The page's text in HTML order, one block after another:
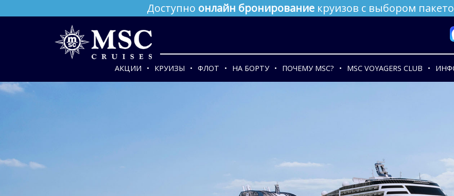
Доступно онлайн бронирование круизов с выбором
АКЦИИ КРУИЗЫ ФЛОТ НА БОРТУ ПОЧЕМУ MSC? MSC VOYAGERS CLUB